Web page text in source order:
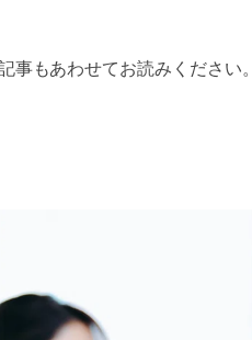
事もあわせてお読みください。